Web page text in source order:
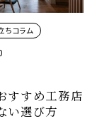
ちコラム
すすめ工務店
い選び方